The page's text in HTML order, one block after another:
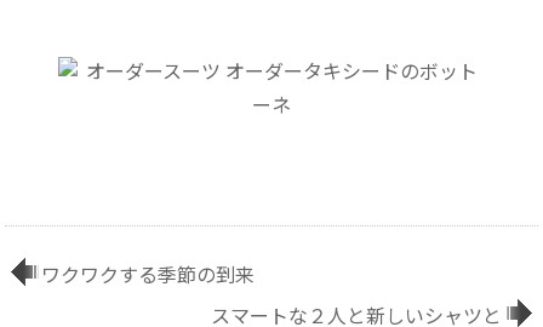
ワクワクする季節の到来
スマートな２人と新しいシャツと